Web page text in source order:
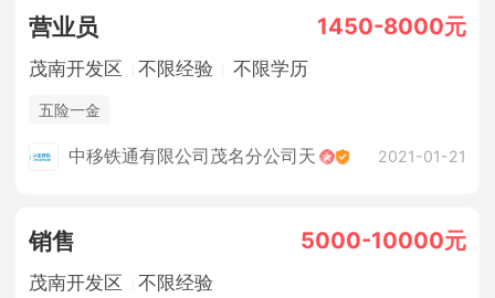
营业员 1450-8000元
茂南开发区 不限经验 不限学历
五险一金
中移铁通有限公司茂名分公司天 2021-01-21
销售 5000-10000元
茂南开发区 不限经验